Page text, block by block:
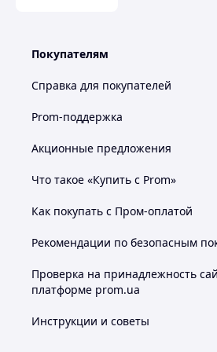
Покупателям
Справка для покупателей
Prom-поддержка
Акционные предложения
Что такое «Купить с Prom»
Как покупать с Пром-оплатой
Рекомендации по безопасным
Проверка на принадлежность
платформе prom.ua
Инструкции и советы